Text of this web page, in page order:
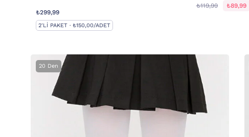
₺299,99
2'LI PAKET · ₺150,00/ADET
₺119,99 ₺89,99
20 Den